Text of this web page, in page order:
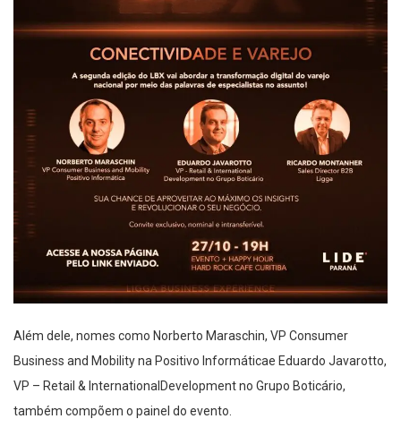
Além dele, nomes como Norberto Maraschin, VP Consumer
Business and Mobilityna Positivo Informáticae Eduardo Javarotto,
VP – Retail & International Developmentno Grupo Boticário,
também compõem o painel do evento